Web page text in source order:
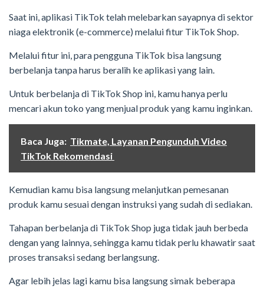
Saat ini, aplikasi TikTok telah melebarkan sayapnya di sektor
niaga elektronik (e-commerce) melalui fitur TikTok Shop.
Melalui fitur ini, para pengguna TikTok bisa langsung
berbelanja tanpa harus beralih ke aplikasi yang lain.
Untuk berbelanja di TikTok Shop ini, kamu hanya perlu
mencari akun toko yang menjual produk yang kamu inginkan.
Baca Juga: Tikmate, Layanan Pengunduh Video
TikTok Rekomendasi
Kemudian kamu bisa langsung melanjutkan pemesanan
produk kamu sesuai dengan instruksi yang sudah di sediakan.
Tahapan berbelanja di TikTok Shop juga tidak jauh berbeda
dengan yang lainnya, sehingga kamu tidak perlu khawatir saat
proses transaksi sedang berlangsung.
Agar lebih jelas lagi kamu bisa langsung simak beberapa